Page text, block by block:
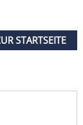
STARTSEITE